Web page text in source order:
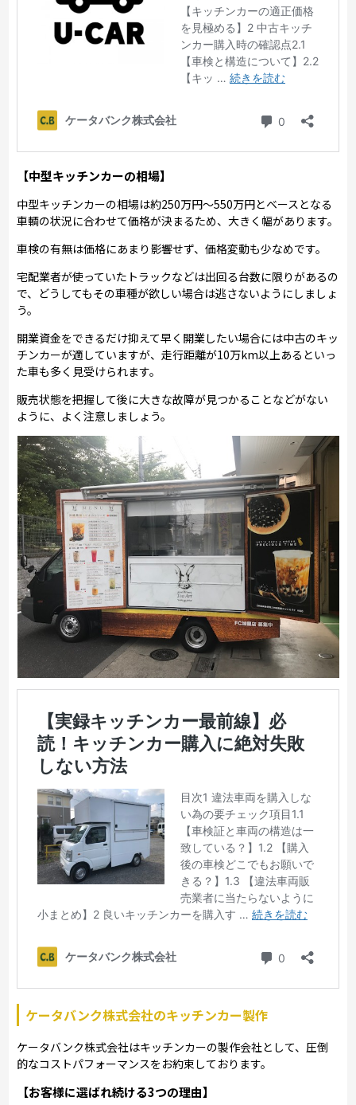
【中型キッチンカーの相場】
中型キッチンカーの相場は約250万円～550万円とベースとなる
車輌の状況に合わせて価格が決まるため、大きく幅があります。
車検の有無は価格にあまり影響せず、価格変動も少なめです。
宅配業者が使っていたトラックなどは出回る台数に限りがあるの
で、どうしてもその車種が欲しい場合は逃さないようにしましょ
う。
開業資金をできるだけ抑えて早く開業したい場合には中古のキッ
チンカーが適していますが、走行距離が10万km以上あるといっ
た車も多く見受けられます。
販売状態を把握して後に大きな故障が見つかることなどがない
ように、よく注意しましょう。
ケータバンク株式会社のキッチンカー製作
ケータバンク株式会社はキッチンカーの製作会社として、圧倒
的なコストパフォーマンスをお約束しております。
【お客様に選ばれ続ける3つの理由】